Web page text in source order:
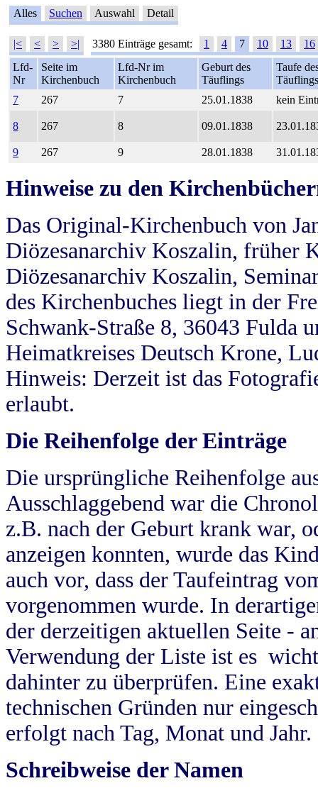
Alles Suchen Auswahl Detail
|< < > >| 3380 Einträge gesamt: 1 4 7 10 13
16
Lfd-
Nr
Seite im
Kirchenbuch
Lfd-Nr im
Kirchenbuch
Geburt des
Täuflings
Taufe
Täuflings
7
267 7 25.01.1838 kein
8 267 8 09.01.1838
9 267 9 28.01.1838
Hinweise zu den
Das Original-Kirchenbuch von
Diözesanarchiv Koszalin, früher
Diözesanarchiv Koszalin,
des Kirchenbuches liegt in der
Schwank-Straße 8, 36043 Fulda
Heimatkreises Deutsch Krone,
Hinweis: Derzeit ist das
erlaubt.
Die Reihenfolge der Einträge
Die ursprüngliche Reihenfolge
Ausschlaggebend war die
z.B. nach der Geburt krank war,
anzeigen konnten, wurde das
auch vor, dass der Taufeintrag
vorgenommen wurde. In
der derzeitigen aktuellen Seite -
Verwendung der Liste ist es
dahinter zu überprüfen. Eine
technischen Gründen nur
erfolgt nach Tag, Monat und Jahr.
Schreibweise der Namen